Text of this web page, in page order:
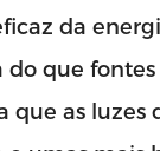
da
do que
que as luzes